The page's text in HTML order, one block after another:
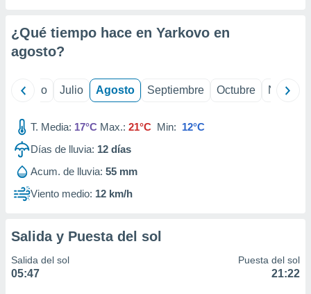
e
mediante
publicidad
publicidad
de
1199
¿Qué tiempo hace en Yarkovo en
agosto?
Junio Julio Agosto Septiembre Octubre
T. Media: 17°C Max.: 21°C Min: 12°C
Días de lluvia: 12 días
Acum. de lluvia: 55 mm
Viento medio: 12 km/h
Salida y Puesta del sol
Salida del sol
05:47
Puesta del sol
21:22